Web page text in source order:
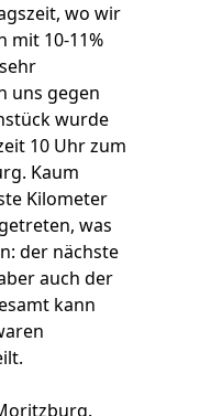
wo wir
mit 10-11%
uns gegen
wurde
10 Uhr zum
Kaum
Kilometer
was
der nächste
auch der
kann